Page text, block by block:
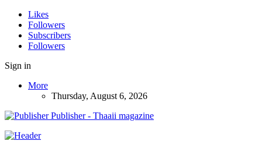
Likes
Followers
Subscribers
Followers
Sign in
More
Thursday, August 6, 2026
Publisher - Thaaii magazine